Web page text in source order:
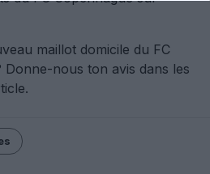
maillot domicile du FC
Donne-nous ton avis dans les